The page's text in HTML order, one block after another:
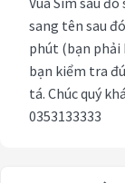
sang tên sau
phút (bạn phải
bạn kiểm tra
tá. Chúc quý
0353133333